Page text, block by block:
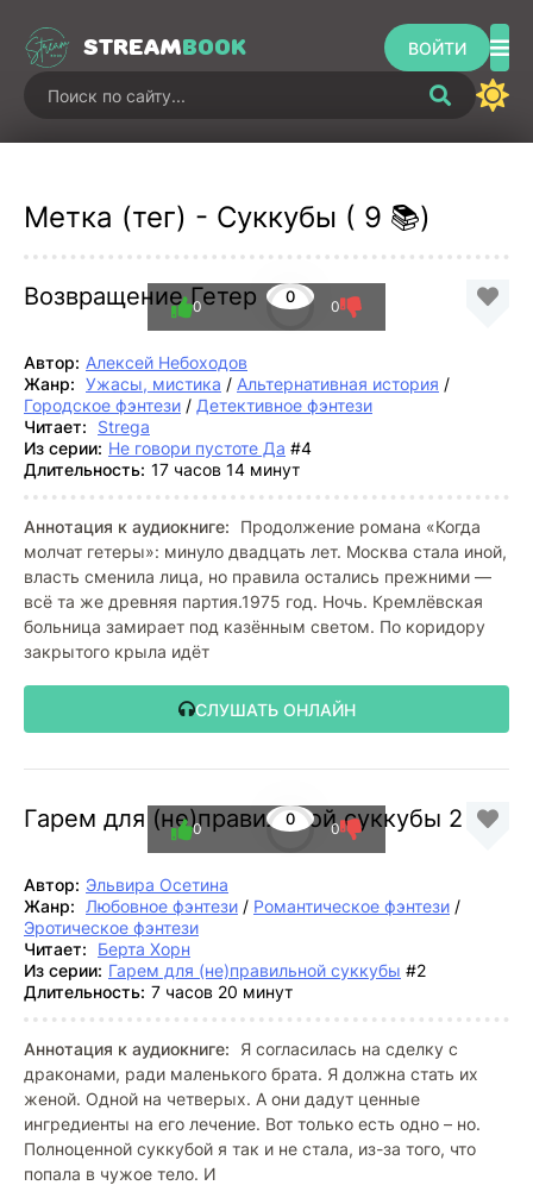
STREAMBOOK ВОЙТИ
Метка (тег) - Суккубы ( 9 📚)
Возвращение Гетер 0
0 0
Автор: Алексей Небоходов
Жанр: Ужасы, мистика / Альтернативная история /
Городское фэнтези / Детективное фэнтези
Читает:
Strega
Из серии: Не говори пустоте Да #4
Длительность: 17 часов 14 минут
Аннотация к аудиокниге:
Продолжение романа «Когда
молчат гетеры»: минуло двадцать лет. Москва стала иной,
власть сменила лица, но правила остались прежними —
всё та же древняя партия.1975 год. Ночь. Кремлёвская
больница замирает под казённым светом. По коридору
закрытого крыла идёт
СЛУШАТЬ ОНЛАЙН
Гарем для (не)правильной суккубы 2
0
0 0
Автор: Эльвира Осетина
Жанр:
Любовное фэнтези / Романтическое фэнтези /
Эротическое фэнтези
Читает:
Берта Хорн
Из серии: Гарем для (не)правильной суккубы #2
Длительность: 7 часов 20 минут
Аннотация к аудиокниге:
Я согласилась на сделку с
драконами, ради маленького брата. Я должна стать их
женой. Одной на четверых. А они дадут ценные
ингредиенты на его лечение. Вот только есть одно – но.
Полноценной суккубой я так и не стала, из-за того, что
попала в чужое тело. И